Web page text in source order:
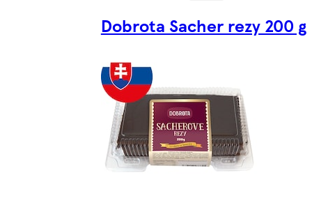
Dobrota Sacher rezy 200 g